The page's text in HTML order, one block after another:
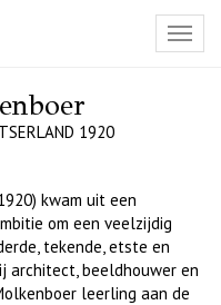
1920
kwam uit een
om een veelzijdig
tekende, etste en
architect, beeldhouwer en
leerling aan de